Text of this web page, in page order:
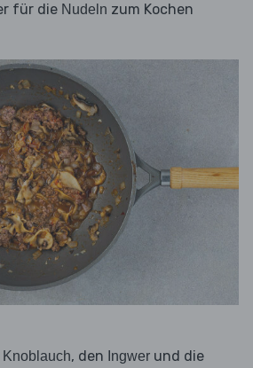
für die Nudeln zum Kochen
Knoblauch, den Ingwer und die